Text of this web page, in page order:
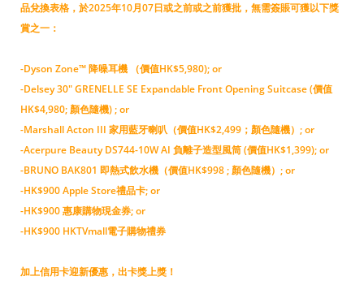
品兌換表格，於2025年10月07日或之前或之前獲批，無需簽賬可獲以下獎
賞之一：
-Dyson Zone™ 降噪耳機 （價值HK$5,980); or
-Delsey 30" GRENELLE SE Expandable Front Opening Suitcase (價值
HK$4,980; 顏色隨機) ; or
-Marshall Acton III 家用藍牙喇叭（價值HK$2,499；顏色隨機）; or
-Acerpure Beauty DS744-10W AI 負離子造型風筒 (價值HK$1,399); or
-BRUNO BAK801 即熱式飲水機（價值HK$998 ; 顏色隨機）; or
-HK$900 Apple Store禮品卡; or
-HK$900 惠康購物現金券; or
-HK$900 HKTVmall電子購物禮券
加上信用卡迎新優惠，出卡獎上獎！